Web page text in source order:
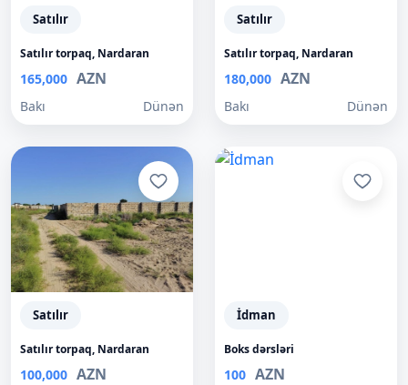
Satılır
Satılır torpaq, Nardaran
165,000 AZN
Bakı Dünən
Satılır
Satılır torpaq, Nardaran
180,000 AZN
Bakı Dünən
Satılır
Satılır torpaq, Nardaran
100,000 AZN
İdman
Boks dərsləri
100 AZN